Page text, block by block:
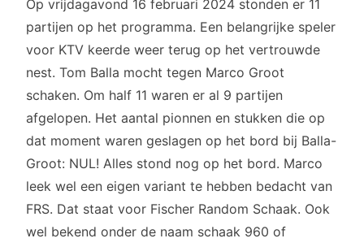
Op vrijdagavond 16 februari 2024 stonden er 11
partijen op het programma. Een belangrijke speler
voor KTV keerde weer terug op het vertrouwde
nest. Tom Balla mocht tegen Marco Groot
schaken. Om half 11 waren er al 9 partijen
afgelopen. Het aantal pionnen en stukken die op
dat moment waren geslagen op het bord bij Balla-
Groot: NUL! Alles stond nog op het bord. Marco
leek wel een eigen variant te hebben bedacht van
FRS. Dat staat voor Fischer Random Schaak. Ook
wel bekend onder de naam schaak 960 of